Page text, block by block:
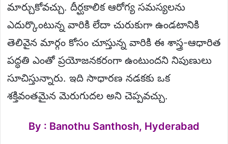
మార్చుకోవచ్చు. దీర్ఘకాలిక ఆరోగ్య సమస్యలను
ఎదుర్కొంటున్న వారికి లేదా చురుకుగా ఉండటానికి
తెలివైన మార్గం కోసం చూస్తున్న వారికి ఈ శాస్త్ర-ఆధారిత
పద్ధతి ఎంతో ప్రయోజనకరంగా ఉంటుందని నిపుణులు
సూచిస్తున్నారు. ఇది సాధారణ నడకకు ఒక
శక్తివంతమైన మెరుగుదల అని చెప్పవచ్చు.
By : Banothu Santhosh, Hyderabad